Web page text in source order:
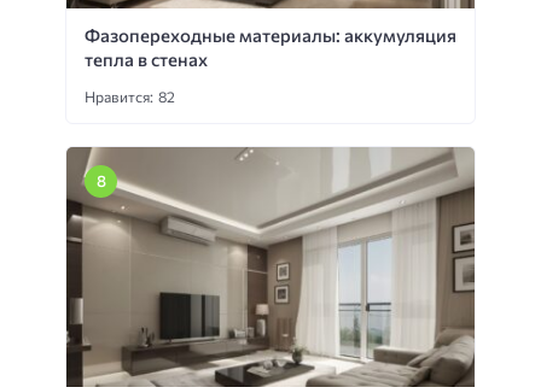
Фазопереходные материалы: аккумуляция
тепла в стенах
Нравится: 82